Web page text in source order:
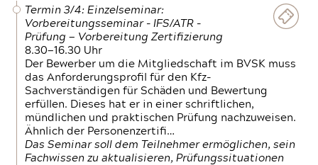
Termin 3/4: Einzelseminar:
Vorbereitungsseminar - IFS/ATR -
Prüfung — Vorbereitung Zertifizierung
8.30—16.30 Uhr
Der Bewerber um die Mitgliedschaft im BVSK muss
das Anforderungsprofil für den Kfz-
Sachverständigen für Schäden und Bewertung
erfüllen. Dieses hat er in einer schriftlichen,
mündlichen und praktischen Prüfung nachzuweisen.
Ähnlich der Personenzertifi…
Das Seminar soll dem Teilnehmer ermöglichen, sein
Fachwissen zu aktualisieren, Prüfungssituationen